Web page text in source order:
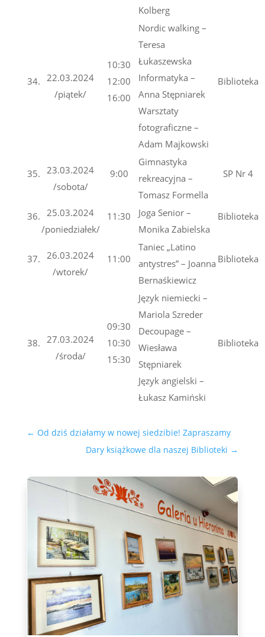
Kolberg
34.
22.03.2024
/piątek/
10:30
12:00
16:00
Nordic walking –
Teresa
Łukaszewska
Informatyka –
Anna Stępniarek
Warsztaty
fotograficzne –
Adam Majkowski
Biblioteka
35.
23.03.2024
/sobota/
9:00
Gimnastyka
rekreacyjna –
Tomasz Formella
SP Nr 4
36.
25.03.2024
/poniedziałek/
11:30
Joga Senior –
Monika Zabielska
Biblioteka
37.
26.03.2024
/wtorek/
11:00
Taniec „Latino
antystres” – Joanna
Bernaśkiewicz
Biblioteka
38.
27.03.2024
/środa/
09:30
10:30
15:30
Język niemiecki –
Mariola Szreder
Decoupage –
Wiesława
Stępniarek
Język angielski –
Łukasz Kamiński
Biblioteka
← Od dziś działamy w nowej siedzibie! Zapraszamy
Dary książkowe dla naszej Biblioteki →